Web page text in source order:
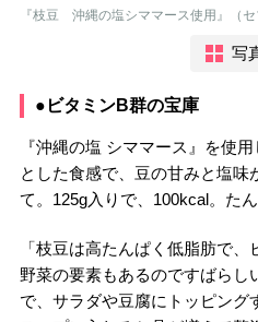
『枝豆 沖縄の塩シママース使用』（セ
写
●ビタミンB群の宝庫
『沖縄の塩 シママース』を使
とした食感で、豆の甘みと塩味
て。125g入りで、100kcal。た
「枝豆は高たんぱく低脂肪で
野菜の要素もあるのですばらし
で、サラダや豆腐にトッピング